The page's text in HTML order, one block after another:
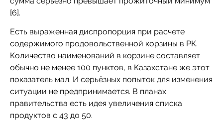
[6].
Есть выраженная диспропорция при расчете
содержимого продовольственной корзины в РК.
Количество наименований в корзине составляет
обычно не менее 100 пунктов, в Казахстане же этот
показатель мал. И серьёзных попыток для изменения
ситуации не предпринимается. В планах
правительства есть идея увеличения списка
продуктов с 43 до 50.